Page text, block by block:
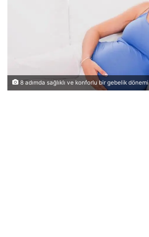
8 adımda sağlıklı ve konforlu bir gebelik dönemi